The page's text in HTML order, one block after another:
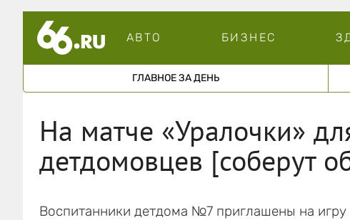
АВТО БИЗНЕС
ГЛАВНОЕ ЗА ДЕНЬ
На матче «Уралочки»
детдомовцев [соберут
Воспитанники детдома №7 приглашены на